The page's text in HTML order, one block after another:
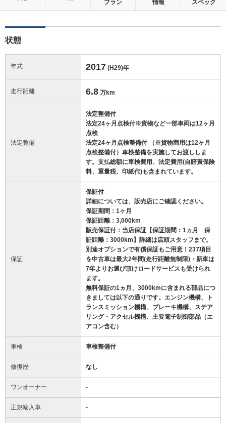
プラン
情報
スペック
状態
年式 2017 (H29)年
走行距離 6.8 万km
法定整備
法定整備付
法定24ヶ月点検付※貨物など一部車両は12ヶ月
点検
法定24ヶ月点検整備付 （※貨物商用は12ヶ月
点検整備付）車検整備を実施してお渡ししま
す。支払総額に車検費用、法定費用(自賠責保険
料、重量税、印紙代)も含まれています。
保証
保証付
詳細については、販売店にご確認ください。
保証期間：1ヶ月
保証距離：3,000km
販売保証付：当店保証【保証期間：1ヵ月 保
証距離：3000km】詳細は店頭スタッフまで。
別途オプションで有償保証もご用意！237項目
を中古車は最大2年間(走行距離無制限)・新車は
7年よりお選び頂けロードサービスも受けられ
ます。
無料保証の1ヵ月、3000kmに含まれる部品につ
きましては以下の通りです。エンジン機構、ト
ランスミッション機構、ブレーキ機構、ステア
リング・アクセル機構、主要電子制御部品（エ
アコン含む）
車検 車検整備付
修復歴 なし
ワンオーナー -
正規輸入車 -